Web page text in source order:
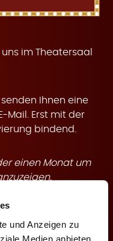
und Anzeigen zu
Medien anbieten
im Theatersaal
Ihnen eine
Mail. Erst mit der
bindend.
einen Monat um